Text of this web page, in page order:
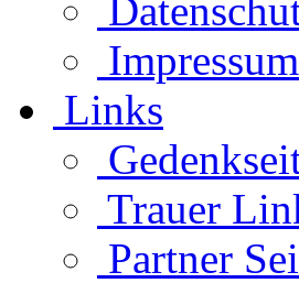
Impressum
Links
Trauer
Partner